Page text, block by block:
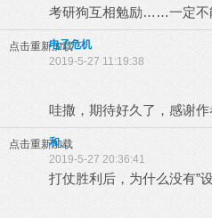
考研狗互相勉励……一定不
点击重新加载
电子危机
2019-5-27 11:19:38
哇撒，期待好久了，感谢作
点击重新加载
和、
2019-5-27 20:36:41
打仗胜利后，为什么没有”